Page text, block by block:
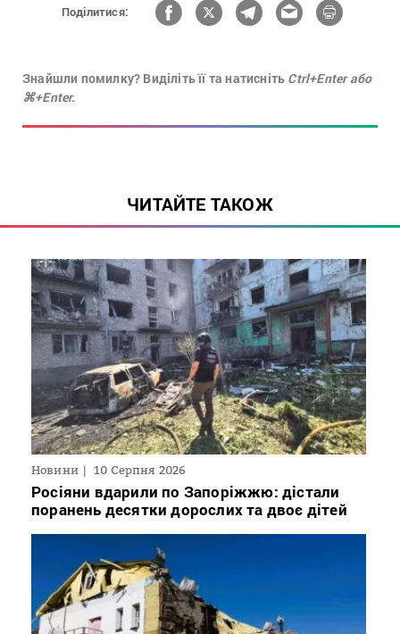
Поділитися:
Знайшли помилку? Виділіть її та натисніть Ctrl+Enter або
⌘+Enter.
ЧИТАЙТЕ ТАКОЖ
Новини 10 Серпня 2026
Росіяни вдарили по Запоріжжю: дістали
поранень десятки дорослих та двоє дітей